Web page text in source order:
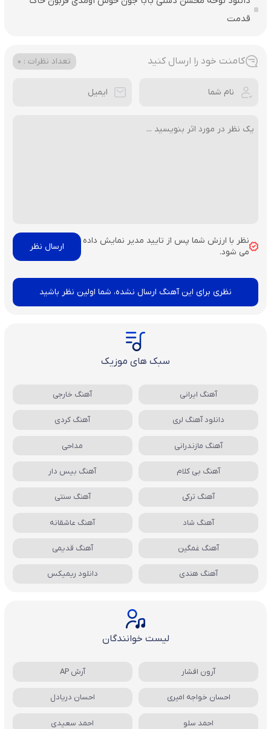
قدمت
کامنت خود را ارسال کنید تعداد نظرات : 0
نظر با ارزش شما پس از تایید مدیر نمایش داده
می شود.
نظری برای این آهنگ ارسال نشده، شما اولین نظر باشید
سبک های موزیک
آهنگ ایرانی آهنگ خارجی
دانلود آهنگ لری آهنگ کردی
آهنگ مازندرانی مداحی
آهنگ بی کلام آهنگ بیس دار
آهنگ ترکی آهنگ سنتی
آهنگ شاد آهنگ عاشقانه
آهنگ غمگین آهنگ قدیمی
آهنگ هندی دانلود ریمیکس
لیست خوانندگان
آرون افشار آرش AP
احسان خواجه امیری احسان دریادل
احمد سلو احمد سعیدی